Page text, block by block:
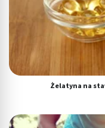
Żelatyna na